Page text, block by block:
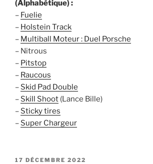
(Alphabétique) :
– Fuelie
– Holstein Track
– Multiball Moteur : Duel Porsche
– Nitrous
– Pitstop
– Raucous
– Skid Pad Double
– Skill Shoot (Lance Bille)
– Sticky tires
– Super Chargeur
PUBLIÉ
17 DÉCEMBRE 2022